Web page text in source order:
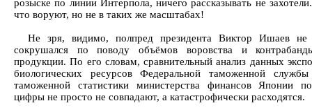
розыске по линии Интерпола, ничего рассказывать не
что воруют, но не в таких же масштабах!
Не зря, видимо, полпред президента Виктор Ишаев не
сокрушался по поводу объёмов воровства и
продукции. По его словам, сравнительный анализ данных
биологических ресурсов Федеральной таможенной
таможенной статистики министерства финансов Японии
цифры не просто не совпадают, а катастрофически расходятся.